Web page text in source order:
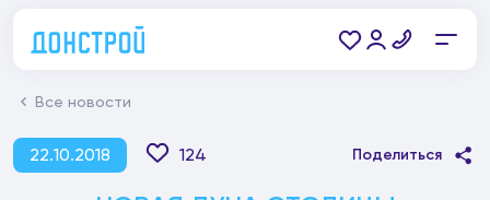
Все новости
22.10.2018 124 Поделиться